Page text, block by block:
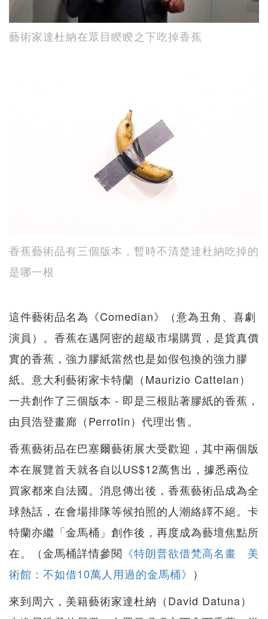
藝術家達杜納在眾目睽睽之下吃掉香蕉
香蕉藝術品有三個版本，暫時不清楚達杜納吃掉的
是哪一根
這件藝術品名為《Comedian》（意為丑角、喜劇
演員）。香蕉在邁阿密的超級市場購買，是貨真價
實的香蕉，強力膠紙當然也是如假包換的強力膠
紙。意大利藝術家卡特蘭（Maurizio Cattelan）
一共創作了三個版本 - 即是三根貼著膠紙的香蕉，
由貝浩登畫廊（Perrotin）代理出售。
香蕉藝術品在巴塞爾藝術展大受歡迎，其中兩個版
本在展覽首天就各自以US$12萬售出，據悉兩位
買家都來自法國。消息傳出後，香蕉藝術品成為全
球熱話，在會場排隊等候拍照的人潮絡繹不絕。卡
特蘭亦繼「金馬桶」創作後，再度成為藝壇焦點所
在。（金馬桶詳情參閱 《特朗普欲借梵高名畫 美
術館：不如借10萬人用過的金馬桶》 ）
來到周六，美籍藝術家達杜納（David Datuna）